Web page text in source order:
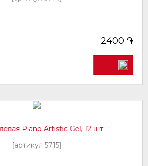
2400 ֏
Piano Artistic Gel, 12 шт.
[артикул 5715]